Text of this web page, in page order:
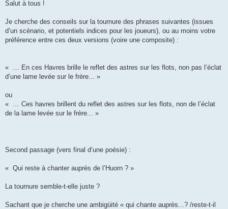
s
g
Salut à tous !
Je cherche des conseils sur la tournure des phrases suivantes (issues
d’un scénario, et potentiels indices pour les joueurs), ou au moins votre
préférence entre ces deux versions (voire une composite) :
« … En ces Havres brille le reflet des astres sur les flots, non pas l’éclat
d’une lame levée sur le frère... »
ou
« … Ces havres brillent du reflet des astres sur les flots, non de l’éclat
de la lame levée sur le frère... »
Second passage (vers final d’une poésie) :
« Qui reste à chanter auprès de l’Huorn ? »
La tournure semble-t-elle juste ?
Sachant que je cherche une ambigüité « qui chante auprès...? /reste-t-il